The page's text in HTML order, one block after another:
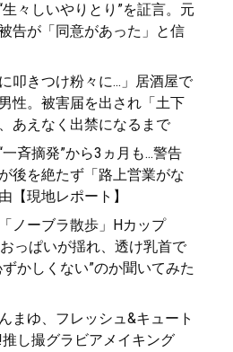
々しいやりとり”を証言。元
告が「同意があった」と信
叩きつけ粉々に...」居酒屋で
性。被害届を出され「土下
あえなく出禁になるまで
斉摘発”から3ヵ月も...警告
後を絶たず「路上営業がな
【現地レポート】
ノーブラ散歩」Hカップ
っぱいが揺れ、透け乳首で
かしくない”のか聞いてみた
まゆ、フレッシュ&キュート
し撮グラビアメイキング